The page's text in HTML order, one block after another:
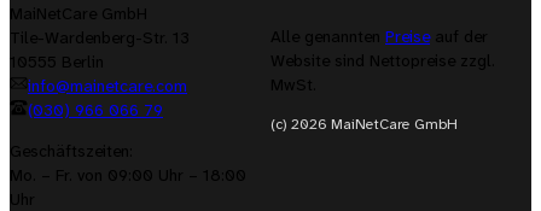
MaiNetCare GmbH
Tile-Wardenberg-Str. 13
10555 Berlin
info@mainetcare.com
(030) 966 066 79
Geschäftszeiten:
Mo. – Fr. von 09:00 Uhr – 18:00
Uhr
Alle genannten Preiseauf der
Website sind Nettopreise zzgl.
MwSt.
(c) 2026 MaiNetCare GmbH